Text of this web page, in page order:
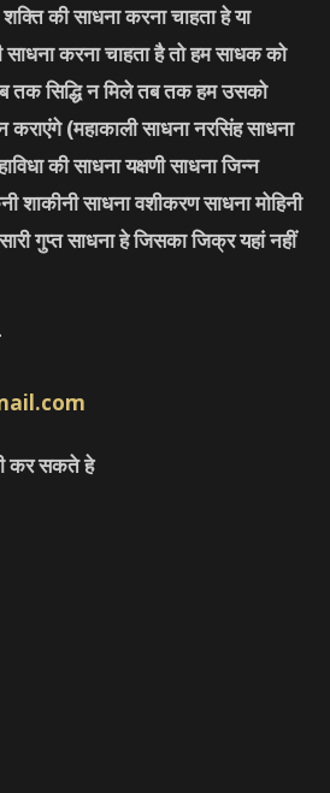
की साधना करना चाहता हे या
साधना करना चाहता है तो हम साधक को
तक सिद्धि न मिले तब तक हम उसको
कराएंगे (महाकाली साधना नरसिंह साधना
की साधना यक्षणी साधना जिन्न
शाकीनी साधना वशीकरण साधना मोहिनी
गुप्त साधना हे जिसका जिक्र यहां नहीं
कर सकते हे